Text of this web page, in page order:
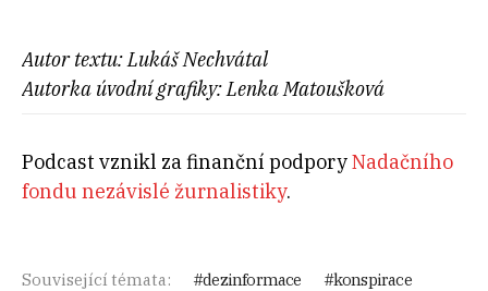
Autor textu: Lukáš Nechvátal
Autorka úvodní grafiky: Lenka Matoušková
Podcast vznikl za finanční podporyNadačního
fondu nezávislé žurnalistiky.
Související témata: dezinformace
konspirace